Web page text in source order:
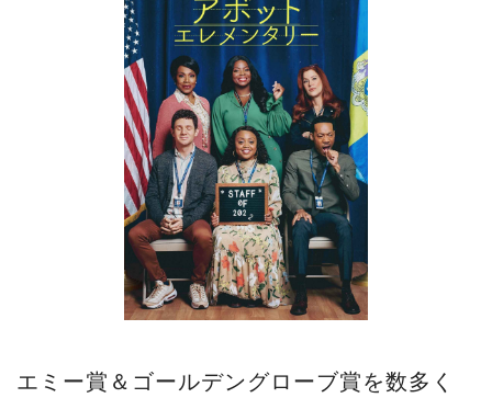
エミー賞＆ゴールデングローブ賞を数多く